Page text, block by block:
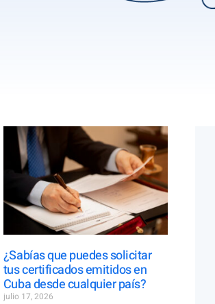
¿Sabías que puedes solicitar
tus certificados emitidos en
Cuba desde cualquier país?
julio 17, 2026